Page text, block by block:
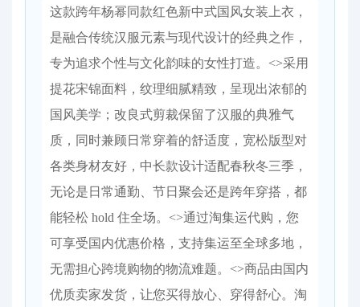
这款跨年杨幂同款红色新中式国风女装上衣，
是融合传统汉服元素与现代设计的经典之作，
专为追求个性与文化韵味的女性打造。<>采用
提花宋锦面料，纹理细腻精致，呈现出浓郁的
国风美学；改良式剪裁保留了汉服的典雅气
质，同时兼顾日常穿着的舒适度，宽松版型对
各类身材友好，中长款设计适配春秋冬三季，
无论是日常通勤、节日聚会还是跨年穿搭，都
能轻松 hold 住全场。<>通过淘集运代购，您
可享受国内优惠价格，支持集运至全球多地，
无需担心跨境购物的物流难题。<>商品由国内
优质卖家发货，让您买得放心、穿得舒心。淘